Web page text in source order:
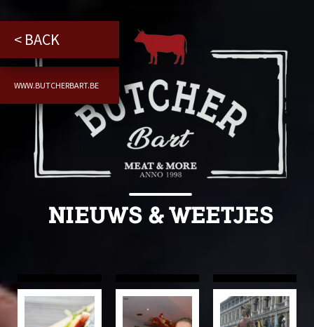
NIEUWS & WEETJES
WWW.BUTCHERBART.BE
< BACK